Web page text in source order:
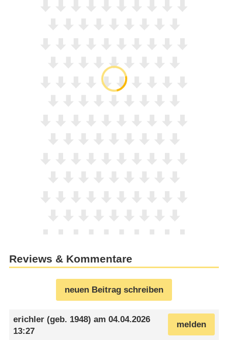
Reviews & Kommentare
neuen Beitrag schreiben
melden
erichler (geb. 1948) am04.04.2026
13:27